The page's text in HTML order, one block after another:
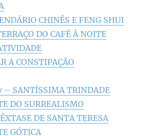
CHINÊS E FENG SHUI
DO CAFÉ À NOITE
A CONSTIPAÇÃO
– SANTÍSSIMA TRINDADE
DO SURREALISMO
DE SANTA TERESA
GÓTICA